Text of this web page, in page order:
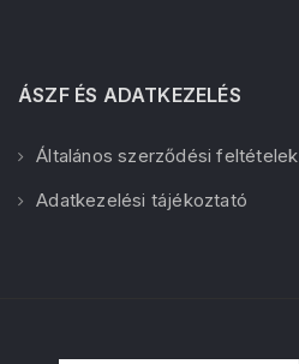
ÁSZF ÉS ADATKEZELÉS
Általános szerződési feltételek
Adatkezelési tájékoztató